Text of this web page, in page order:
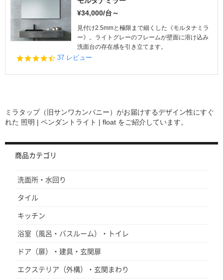
t
i
g
¥34,000/台～
見付け2.5mmと極限まで細くした《モルタナミラ
ー》。ライトグレーのフレームが壁面に溶け込み
洗面台の存在感を引き立てます。
4.
s
r
a
t
n
37 レビュー
ミラタップ（旧サンワカンパニー）がお届けするデザイン性にすぐ
れた 照明 | ペンダントライト | float をご紹介しています。
商品カテゴリ
洗面所・水回り
タイル
キッチン
浴室（風呂・バスルーム）・トイレ
ドア（扉）・建具・玄関扉
エクステリア（外構）・玄関まわり